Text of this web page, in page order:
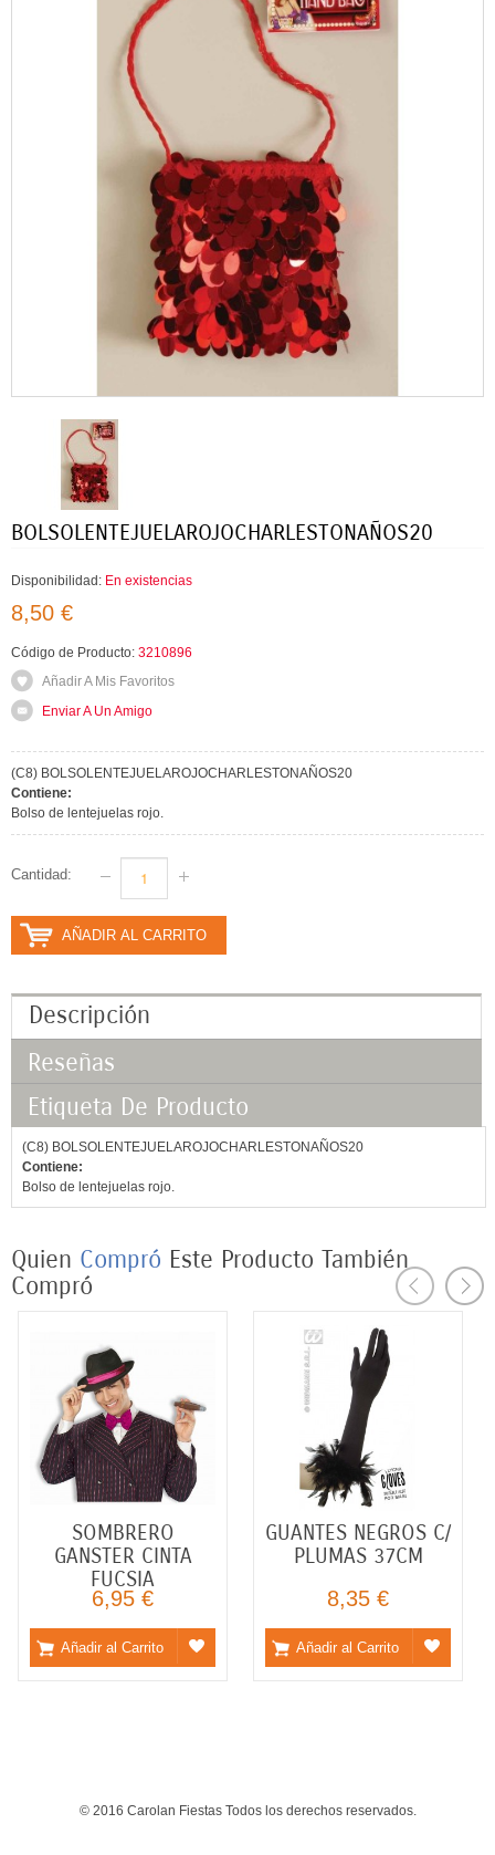
BOLSOLENTEJUELAROJOCHARLESTONAÑOS20
Disponibilidad: En existencias
8,50 €
Código de Producto: 3210896
Añadir A Mis Favoritos
Enviar A Un Amigo
(C8) BOLSOLENTEJUELAROJOCHARLESTONAÑOS20
Contiene:
Bolso de lentejuelas rojo.
Cantidad:
AÑADIR AL CARRITO
Descripción
Reseñas
Etiqueta De Producto
(C8) BOLSOLENTEJUELAROJOCHARLESTONAÑOS20
Contiene:
Bolso de lentejuelas rojo.
Quien Compró Este Producto También
Compró
SOMBRERO
GANSTER CINTA
FUCSIA
6,95 €
Añadir al Carrito
GUANTES NEGROS C/
PLUMAS 37CM
8,35 €
Añadir al Carrito
© 2016 Carolan Fiestas Todos los derechos reservados.